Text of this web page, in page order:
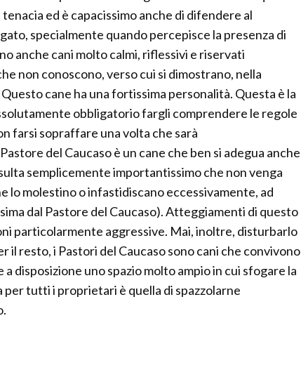
ed è capacissimo anche di difendere al
specialmente quando percepisce la presenza di
anche cani molto calmi, riflessivi e riservati
non conoscono, verso cui si dimostrano, nella
cane ha una fortissima personalità. Questa è la
obbligatorio fargli comprendere le regole
farsi sopraffare una volta che sarà
del Caucaso è un cane che ben si adegua anche
semplicemente importantissimo che non venga
lo molestino o infastidiscano eccessivamente, ad
dal Pastore del Caucaso). Atteggiamenti di questo
particolarmente aggressive. Mai, inoltre, disturbarlo
il resto, i Pastori del Caucaso sono cani che convivono
disposizione uno spazio molto ampio in cui sfogare la
tutti i proprietari è quella di spazzolarne